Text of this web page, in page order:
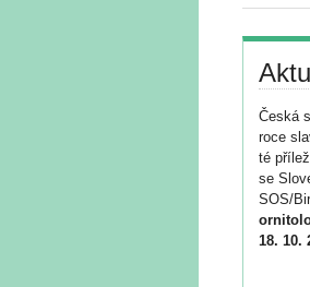
Česká
roce
té
se
SOS/
18. 10.